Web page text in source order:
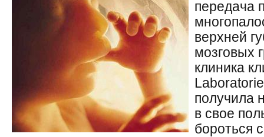
передача
верхней
мозговых
клиника
получила
в свое
бороться